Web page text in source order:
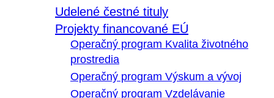
Udelené čestné tituly
Projekty financované EÚ
Operačný program Kvalita životného
prostredia
Operačný program Výskum a vývoj
Operačný program Vzdelávanie